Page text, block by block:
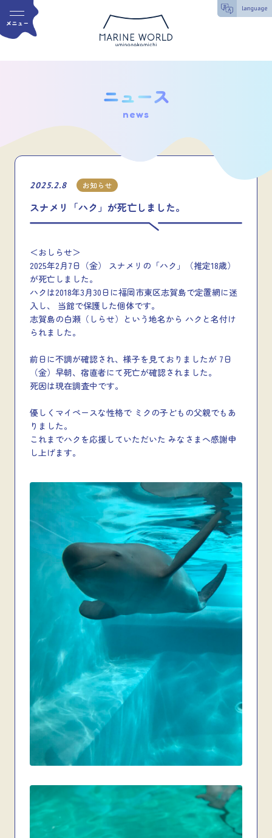
news
2025.2.8 お知らせ
スナメリ「ハク」が死亡しました。
＜おしらせ＞
2025年2月7日（金） スナメリの「ハク」（推定18歳）
が死亡しました。
ハクは2018年3月30日に福岡市東区志賀島で定置網に迷
入し、 当館で保護した個体です。
志賀島の白瀬（しらせ）という地名から ハクと名付け
られました。
前日に不調が確認され、様子を見ておりましたが 7日
（金）早朝、宿直者にて死亡が確認されました。
死因は現在調査中です。
優しくマイペースな性格で ミクの子どもの父親でもあ
りました。
これまでハクを応援していただいた みなさまへ感謝申
し上げます。